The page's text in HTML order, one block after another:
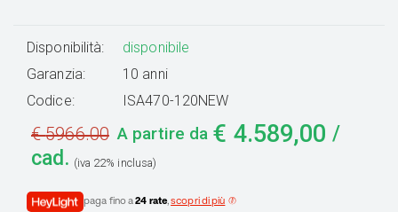
Disponibilità:
disponibile
Garanzia:
10 anni
Codice:
ISA470-120NEW
€5966.00 A partire da € 4.589,00 /
cad. (iva 22% inclusa)
paga fino a24 rate,scopri di più